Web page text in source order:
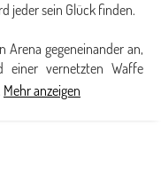
jeder sein Glück finden.
Arena gegeneinander an,
einer vernetzten Waffe
Mehr anzeigen